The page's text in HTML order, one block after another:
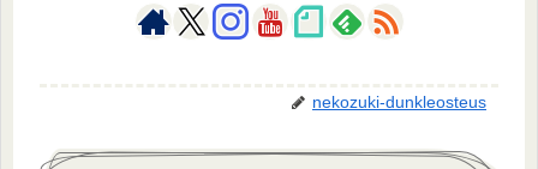
nekozuki-dunkleosteus